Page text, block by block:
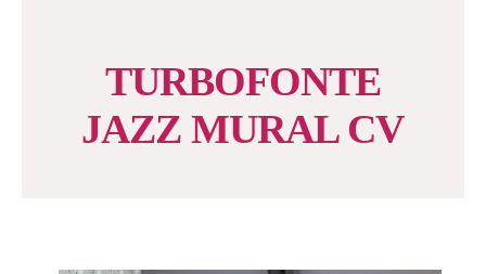
TURBOFONTE
JAZZ MURAL CV